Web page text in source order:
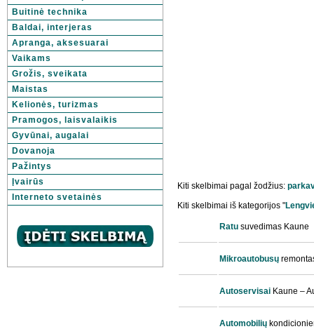
Buitinė technika
Baldai, interjeras
Apranga, aksesuarai
Vaikams
Grožis, sveikata
Maistas
Kelionės, turizmas
Pramogos, laisvalaikis
Gyvūnai, augalai
Dovanoja
Pažintys
Įvairūs
Interneto svetainės
Kiti skelbimai pagal žodžius:
Kiti skelbimai iš kategorijos "
Ratu suvedimas Kaune
Mikroautobusų
Autoservisai Kaune –
Automobilių